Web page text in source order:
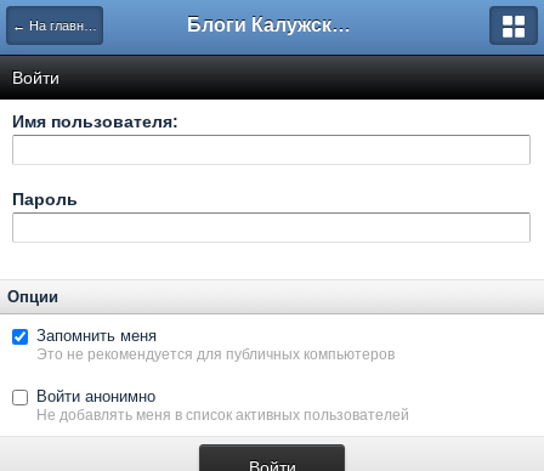
← На главную Блоги Калужского перекрестка
Войти
Имя пользователя:
Пароль
Опции
Запомнить меня
Это не рекомендуется для публичных компьютеров
Войти анонимно
Не добавлять меня в список активных пользователей